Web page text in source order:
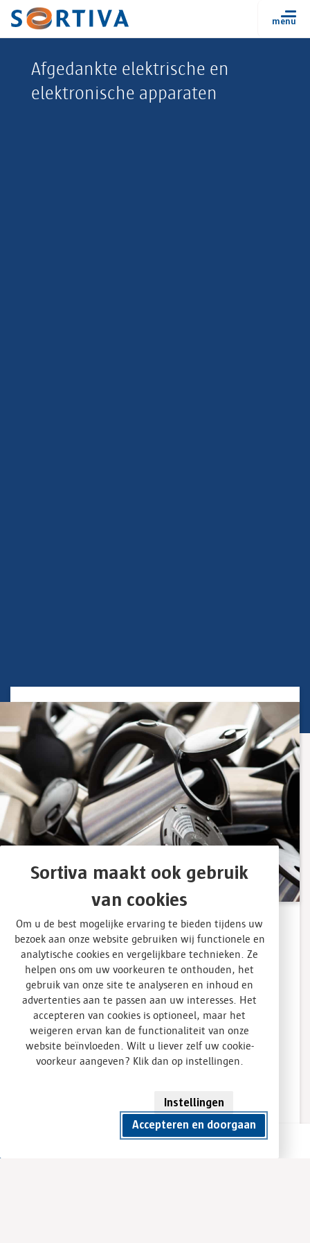
Afgedankte elektrische en
elektronische apparaten
Afgedankte elektrische en
elektronische apparaten
4320 – CV Ketels
4321 – AEEA gemengd
Afgedankte elektrische en elektronische
Container huren Direct contact
Sortiva maakt ook gebruik
van cookies
Om u de best mogelijke ervaring te bieden tijdens uw
bezoek aan onze website gebruiken wij functionele en
analytische cookies en vergelijkbare technieken. Ze
helpen ons om uw voorkeuren te onthouden, het
gebruik van onze site te analyseren en inhoud en
advertenties aan te passen aan uw interesses. Het
accepteren van cookies is optioneel, maar het
weigeren ervan kan de functionaliteit van onze
website beïnvloeden. Wilt u liever zelf uw cookie-
voorkeur aangeven? Klik dan op instellingen.
Instellingen
Accepteren en doorgaan